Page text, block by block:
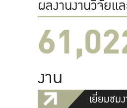
ผลงานงานวิจัยแ
งาน
เยี่ยมชม